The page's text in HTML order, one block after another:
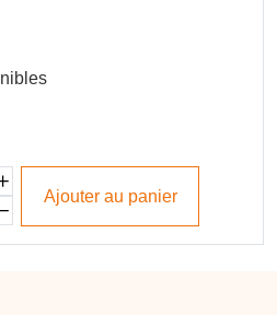
Ajouter au panier